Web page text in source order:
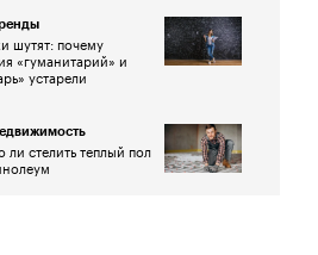
шутят: почему
«гуманитарий» и
устарели
стелить теплый пол